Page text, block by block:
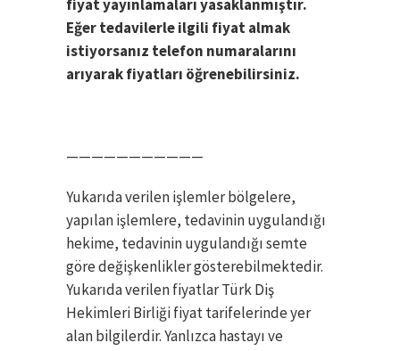
fiyat yayınlamaları yasaklanmıştır.
Eğer tedavilerle ilgili fiyat almak
istiyorsanız telefon numaralarını
arıyarak fiyatları öğrenebilirsiniz.
———————————
Yukarıda verilen işlemler bölgelere,
yapılan işlemlere, tedavinin uygulandığı
hekime, tedavinin uygulandığı semte
göre değişkenlikler gösterebilmektedir.
Yukarıda verilen fiyatlar Türk Diş
Hekimleri Birliği fiyat tarifelerinde yer
alan bilgilerdir. Yanlızca hastayı ve